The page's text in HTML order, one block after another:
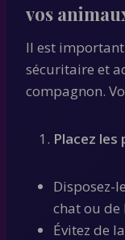
vos
Il est
sécuritaire et
compagnon.
Placez les
Disposez-
chat ou de
Évitez de